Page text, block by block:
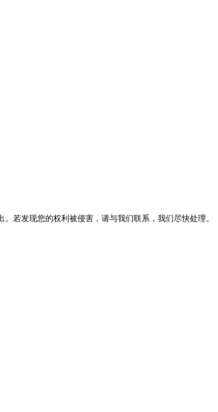
若发现您的权利被侵害，请与我们联系，我们尽快处理。